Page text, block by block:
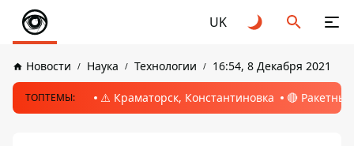
UK
Новости Наука Технологии 16:54, 8 Декабря 2021
ТОПТЕМЫ: ⚠️ Краматорск, Константиновка 🔴